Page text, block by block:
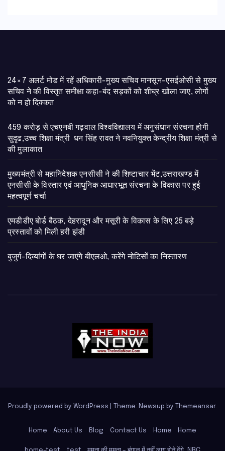
24×7 अलर्ट मोड में रहें अधिकारी-मुख्य सचिव मानसून-एसईओसी से मुख्य
सचिव ने की विस्तृत समीक्षा कहा-बंद सड़कों को शीघ्र खोला जाए, लोगों
को न हो दिक्कत
459 करोड़ से एचएनबी गढ़वाल विश्वविद्यालय में अनुसंधान संरचना होगी
सुदृढ,उच्च शिक्षा मंत्री धन सिंह रावत ने नवनियुक्त केन्द्रीय शिक्षा मंत्री से
की मुलाकात
मुख्यमंत्री से महानिदेशक एनसीसी ने की शिष्टाचार भेंट,उत्तराखण्ड में
एनसीसी के विस्तार एवं आधुनिक आधारभूत संरचना के विकास पर हुई
महत्वपूर्ण चर्चा
एमडीडीए बोर्ड बैठक, देहरादून और मसूरी के विकास के लिए 25 बड़े
प्रस्तावों को मिली हरी झंडी
बुजुर्ग-दिव्यांगों के घर जाएंगे बीएलओ, करेंगे नोटिसों का निस्तारण
Proudly powered by WordPress Theme: Newsup by Themeansar.
Home About Us Blog Contact Us Home Home